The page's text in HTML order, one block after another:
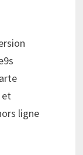
et
ligne